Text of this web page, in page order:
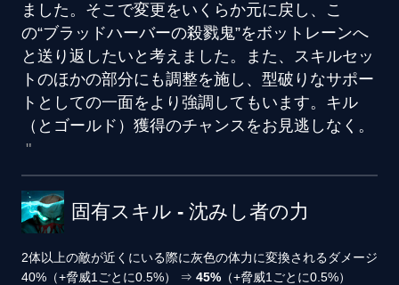
ました。そこで変更をいくらか元に戻し、こ
の“ブラッドハーバーの殺戮鬼”をボットレーンへ
と送り返したいと考えました。また、スキルセッ
トのほかの部分にも調整を施し、型破りなサポー
トとしての一面をより強調してもいます。キル
（とゴールド）獲得のチャンスをお見逃しなく。
固有スキル - 沈みし者の力
2体以上の敵が近くにいる際に灰色の体力に変換されるダメージ
40%（+脅威1ごとに0.5%）
⇒ 45% （+脅威1ごとに0.5%）